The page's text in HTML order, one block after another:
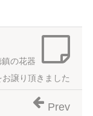
の花器
お譲り頂きました
Prev